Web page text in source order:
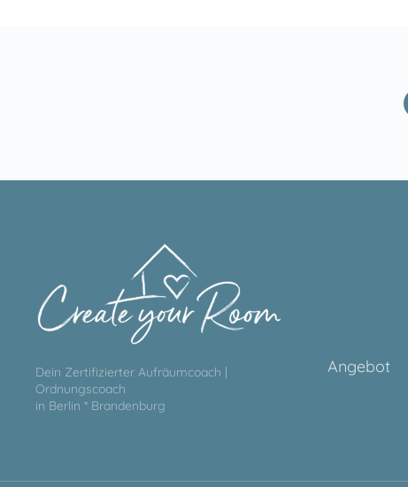
Dein Zertifizierter Aufräumcoach |
Ordnungscoach
in Berlin * Brandenburg
Angebot